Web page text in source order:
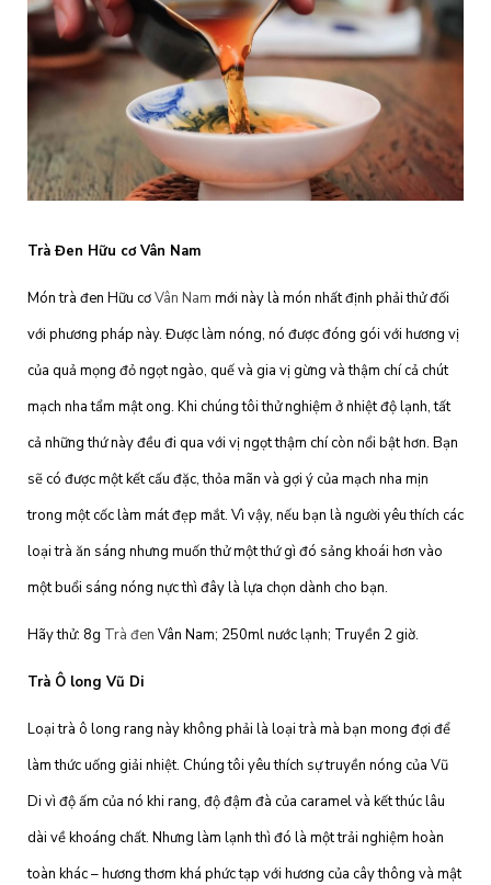
Trà Đen Hữu cơ Vân Nam
Món trà đen Hữu cơVân Nam mới này là món nhất định phải thử đối
với phương pháp này. Được làm nóng, nó được đóng gói với hương vị
của quả mọng đỏ ngọt ngào, quế và gia vị gừng và thậm chí cả chút
mạch nha tẩm mật ong. Khi chúng tôi thử nghiệm ở nhiệt độ lạnh, tất
cả những thứ này đều đi qua với vị ngọt thậm chí còn nổi bật hơn. Bạn
sẽ có được một kết cấu đặc, thỏa mãn và gợi ý của mạch nha mịn
trong một cốc làm mát đẹp mắt. Vì vậy, nếu bạn là người yêu thích các
loại trà ăn sáng nhưng muốn thử một thứ gì đó sảng khoái hơn vào
một buổi sáng nóng nực thì đây là lựa chọn dành cho bạn.
Hãy thử: 8g Trà đen Vân Nam; 250ml nước lạnh; Truyền 2 giờ.
Trà Ô long Vũ Di
Loại trà ô long rang này không phải là loại trà mà bạn mong đợi để
làm thức uống giải nhiệt. Chúng tôi yêu thích sự truyền nóng của Vũ
Di vì độ ấm của nó khi rang, độ đậm đà của caramel và kết thúc lâu
dài về khoáng chất. Nhưng làm lạnh thì đó là một trải nghiệm hoàn
toàn khác – hương thơm khá phức tạp với hương của cây thông và mật